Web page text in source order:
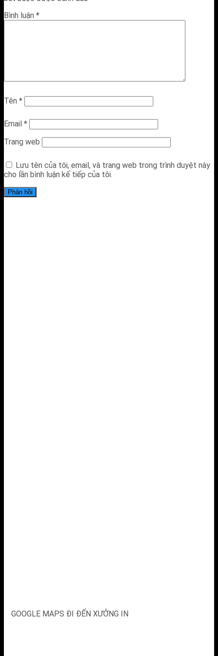
Bình luận *
Tên *
Email *
Trang web
Lưu tên của tôi, email, và trang web trong trình duyệt này
cho lần bình luận kế tiếp của tôi.
GOOGLE MAPS ĐI ĐẾN XƯỞNG IN